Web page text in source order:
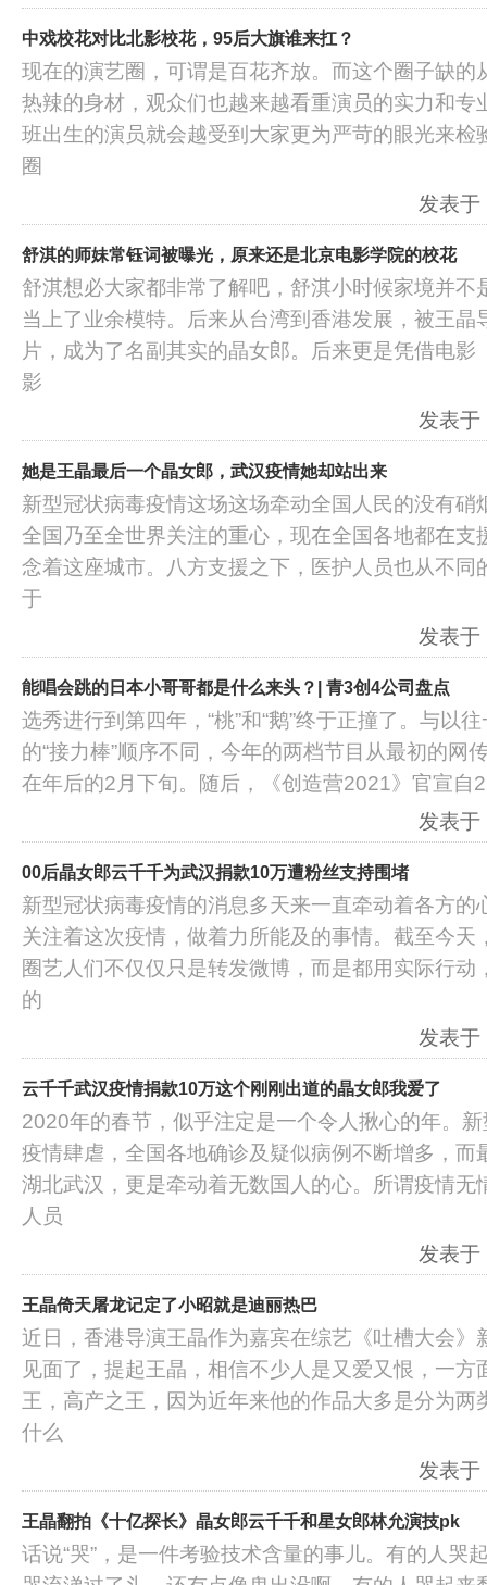
中戏校花对比北影校花，95后大旗谁来扛？
现在的演艺圈，可谓是百花齐放。而这个圈子缺的
热辣的身材，观众们也越来越看重演员的实力和专
班出生的演员就会越受到大家更为严苛的眼光来检
圈
发表
舒淇的师妹常钰词被曝光，原来还是北京电影学院的校花
舒淇想必大家都非常了解吧，舒淇小时候家境并不
当上了业余模特。后来从台湾到香港发展，被王晶
片，成为了名副其实的晶女郎。后来更是凭借电影
影
发表
她是王晶最后一个晶女郎，武汉疫情她却站出来
新型冠状病毒疫情这场这场牵动全国人民的没有硝
全国乃至全世界关注的重心，现在全国各地都在支
念着这座城市。八方支援之下，医护人员也从不同
于
发表
能唱会跳的日本小哥哥都是什么来头？| 青3创4公司盘点
选秀进行到第四年，“桃”和“鹅”终于正撞了。与以
的“接力棒”顺序不同，今年的两档节目从最初的网
在年后的2月下旬。随后，《创造营2021》官宣自
发表
00后晶女郎云千千为武汉捐款10万遭粉丝支持围堵
新型冠状病毒疫情的消息多天来一直牵动着各方的
关注着这次疫情，做着力所能及的事情。截至今天
圈艺人们不仅仅只是转发微博，而是都用实际行动
的
发表
云千千武汉疫情捐款10万这个刚刚出道的晶女郎我爱了
2020年的春节，似乎注定是一个令人揪心的年。
疫情肆虐，全国各地确诊及疑似病例不断增多，而
湖北武汉，更是牵动着无数国人的心。所谓疫情无
人员
发表
王晶倚天屠龙记定了小昭就是迪丽热巴
近日，香港导演王晶作为嘉宾在综艺《吐槽大会》
见面了，提起王晶，相信不少人是又爱又恨，一方
王，高产之王，因为近年来他的作品大多是分为两
什么
发表
王晶翻拍《十亿探长》晶女郎云千千和星女郎林允演技pk
话说“哭”，是一件考验技术含量的事儿。有的人哭